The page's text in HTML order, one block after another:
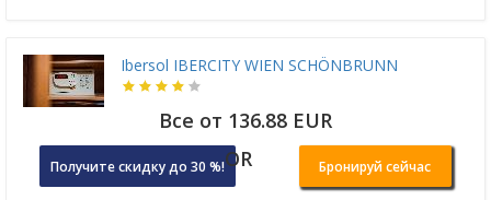
Ibersol IBERCITY WIEN SCHÖNBRUNN
Все от 136.88 EUR
Получите скидку до 30 %!OR Бронируй сейчас